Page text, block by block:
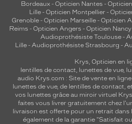
Bordeaux- Opticien Nantes -
Lille - Opticien Montpellier -
Grenoble - Opticien Marseille - Opticien
Reims - Opticien Angers - Opticien Nancy
Audioprothésiste Toulouse-
Lille- Audioprothésiste Strasbourg -
Krys, Opticien en
lentilles de contact, lunettes de vue,
audio Krys.com : Site de vente en
lunettes de vue, de lentilles de contact,
vos lunettes grâce au miroir virtuel
faites vous livrer gratuitement chez
livraison est offerte pour un retrait dans
également de la garantie "Satisfait